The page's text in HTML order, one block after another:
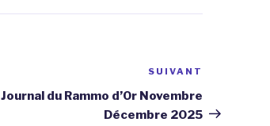
SUIVANT
Journal du Rammo d’Or Novembre
Décembre 2025